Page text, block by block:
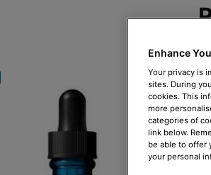
Enhance
Your privacy is
sites. During
cookies. This
more
categories of
link below.
be able to offer
your personal